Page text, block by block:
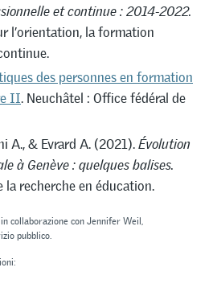
et continue : 2014-2022.
l’orientation, la formation
des personnes en formation
II. Neuchâtel : Office fédéral de
A., & Evrard A. (2021).Évolution
à Genève : quelques balises.
la recherche en éducation.
collaborazione con Jennifer Weil,
pubblico.